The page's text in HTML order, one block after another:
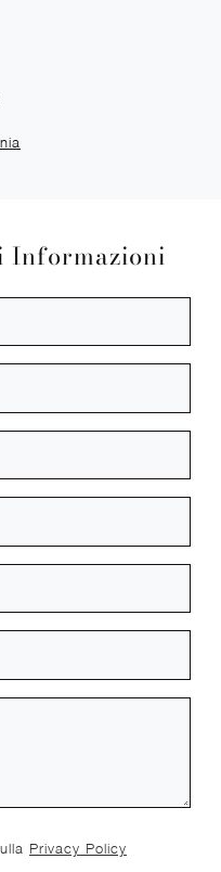
Informazioni
Privacy Policy